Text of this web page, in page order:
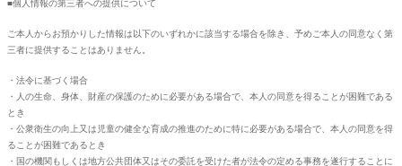
■個人情報の第三者への提供について
ご本人からお預かりした情報は以下のいずれかに該当する場合を除き、予めご本人の同意なく第
三者に提供することはありません。
・法令に基づく場合
・人の生命、身体、財産の保護のために必要がある場合で、本人の同意を得ることが困難である
とき
・公衆衛生の向上又は児童の健全な育成の推進のために特に必要がある場合で、本人の同意を得
ることが困難であるとき
・国の機関もしくは地方公共団体又はその委託を受けた者が法令の定める事務を遂行することに